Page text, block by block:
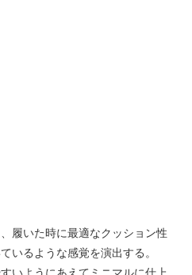
履いた時に最適なクッション性
いるような感覚を演出する。